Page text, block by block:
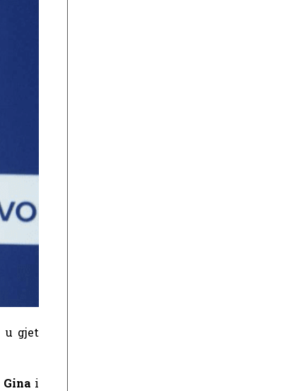
u gjet
Gina i